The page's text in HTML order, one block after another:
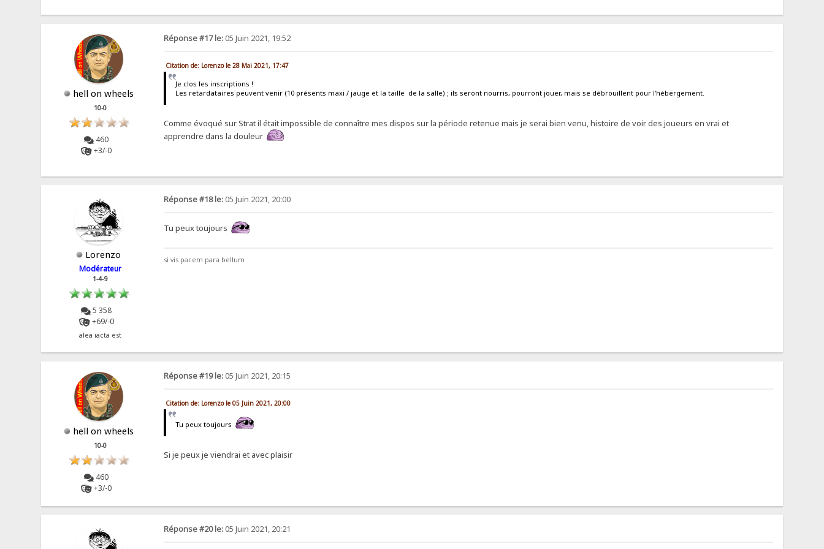
hell on wheels
10-0
460
+3/-0
Réponse #17 le:05 Juin 2021, 19:52
Citation de: Lorenzo le 28 Mai 2021, 17:47
Je clos les inscriptions !
Les retardataires peuvent venir (10 présents maxi / jauge et la taille de la salle) ; ils seront nourris, pourront jouer, mais se débrouillent pour l'hébergement.
Comme évoqué sur Strat il était impossible de connaître mes dispos sur la période retenue mais je serai bien venu, histoire de voir des joueurs en vrai et
apprendre dans la douleur
Lorenzo
Modérateur
1-4-9
5 358
+69/-0
alea iacta est
Réponse #18 le:05 Juin 2021, 20:00
Tu peux toujours
si vis pacem para bellum
hell on wheels
10-0
460
+3/-0
Réponse #19 le:05 Juin 2021, 20:15
Citation de: Lorenzo le 05 Juin 2021, 20:00
Tu peux toujours
Si je peux je viendrai et avec plaisir
Réponse #20 le:05 Juin 2021, 20:21